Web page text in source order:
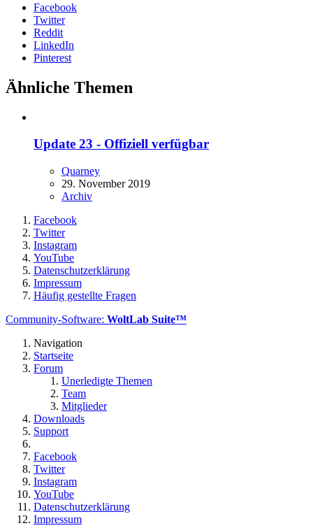
Facebook
Twitter
Reddit
LinkedIn
Pinterest
Ähnliche Themen
Update 23 - Offiziell verfügbar
Quarney
29. November 2019
Archiv
Facebook
Twitter
Instagram
YouTube
Datenschutzerklärung
Impressum
Häufig gestellte Fragen
Community-Software: WoltLab Suite™
Navigation
Startseite
Forum
Unerledigte Themen
Team
Mitglieder
Downloads
Support
Facebook
Twitter
Instagram
YouTube
Datenschutzerklärung
Impressum